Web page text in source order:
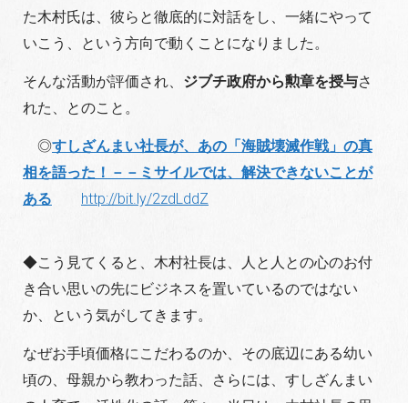
た木村氏は、彼らと徹底的に対話をし、一緒にやって
いこう、という方向で動くことになりました。
そんな活動が評価され、 ジブチ政府から勲章を授与さ
れた、とのこと。
◎すしざんまい社長が、あの「海賊壊滅作戦」の真
相を語った！－－ミサイルでは、解決できないことが
ある
http://bit.ly/2zdLddZ
◆こう見てくると、木村社長は、人と人との心のお付
き合い思いの先にビジネスを置いているのではない
か、という気がしてきます。
なぜお手頃価格にこだわるのか、その底辺にある幼い
頃の、母親から教わった話、さらには、すしざんまい